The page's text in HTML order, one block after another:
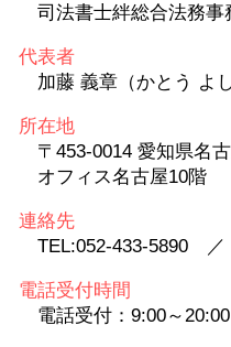
司法書士絆総合法務事
代表者
加藤 義章（かとう よ
所在地
〒453-0014 愛知県名
オフィス名古屋10階
連絡先
TEL:052-433-5890
電話受付時間
電話受付：9:00～